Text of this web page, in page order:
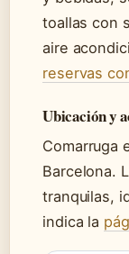
toallas con
aire
reservas
Ubicación y
Comarruga
Barcelona.
tranquilas,
indica la